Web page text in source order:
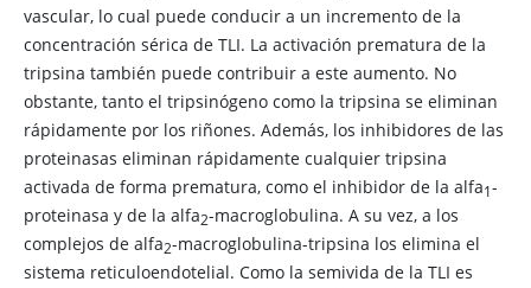
vascular, lo cual puede conducir a un incremento de la
concentración sérica de TLI. La activación prematura de la
tripsina también puede contribuir a este aumento. No
obstante, tanto el tripsinógeno como la tripsina se eliminan
rápidamente por los riñones. Además, los inhibidores de las
proteinasas eliminan rápidamente cualquier tripsina
activada de forma prematura, como el inhibidor de la alfa1-
proteinasa y de la alfa2-macroglobulina. A su vez, a los
complejos de alfa2-macroglobulina-tripsina los elimina el
sistema reticuloendotelial. Como la semivida de la TLI es